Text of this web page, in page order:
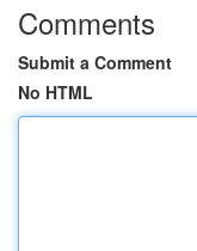
Comments
Submit a Comment
No HTML